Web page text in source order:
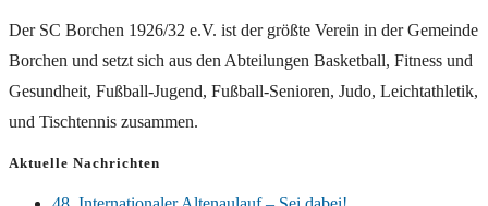
Der SC Borchen 1926/32 e.V. ist der größte Verein in der Gemeinde
Borchen und setzt sich aus den Abteilungen Basketball, Fitness und
Gesundheit, Fußball-Jugend, Fußball-Senioren, Judo, Leichtathletik,
und Tischtennis zusammen.
Aktuelle Nachrichten